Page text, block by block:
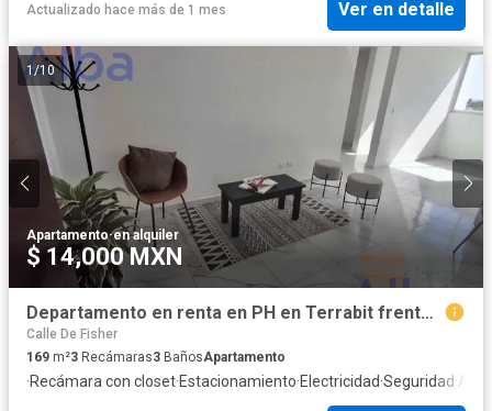
Actualizado hace más de 1 mes Ver en detalle
1/10
Apartamento·en alquiler
$ 14,000 MXN
Departamento en renta en PH en Terrabit frente al Tec
Calle De Fisher
169 m²3 Recámaras3 BañosApartamento
·Recámara con closet·Estacionamiento·Electricidad·Seguridad·